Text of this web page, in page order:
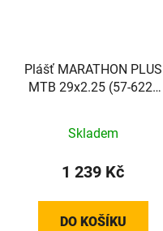
Plášť MARATHON PLUS
MTB 29x2.25 (57-622)
Skladem
1 239 Kč
DO KOŠÍKU